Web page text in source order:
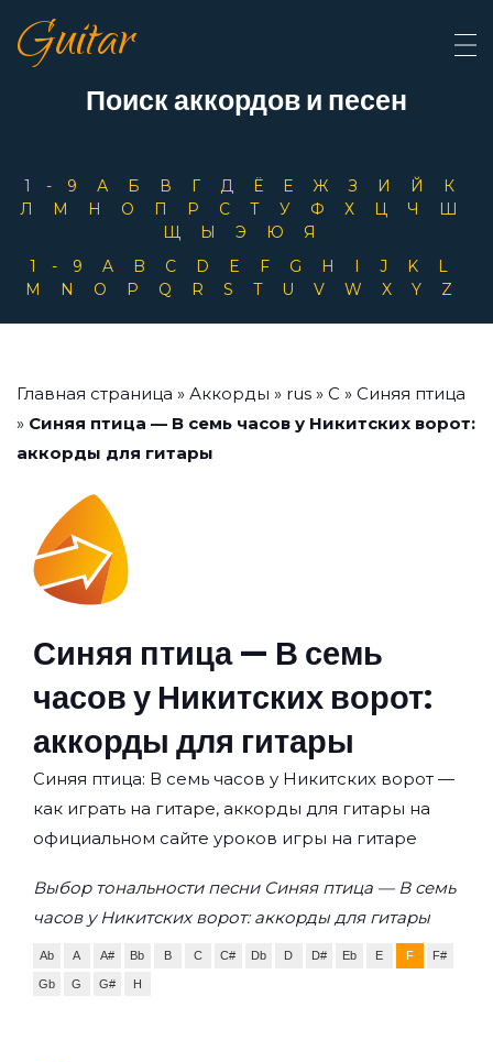
Guitar
Поиск аккордов и песен
1-9 А Б В Г Д Ё Е Ж З И Й
К
Л
М Н О П Р С Т У Ф Х Ц Ч
Ш
Щ
Ы Э Ю
Я
1-9
A B C D E F G H I J K
L
M
N O P Q R S T U V W X Y Z
Главная страница » Аккорды » rus » С » Синяя птица
» Синяя птица — В семь часов у Никитских ворот:
аккорды для гитары
Синяя птица — В семь
часов у Никитских ворот:
аккорды для гитары
Синяя птица: В семь часов у Никитских ворот —
как играть на гитаре, аккорды для гитары на
официальном сайте уроков игры на гитаре
Выбор тональности песни Синяя птица — В семь
часов у Никитских ворот: аккорды для гитары
Ab A A# Bb B C C# Db D D# Eb E F F#
Gb G G# H